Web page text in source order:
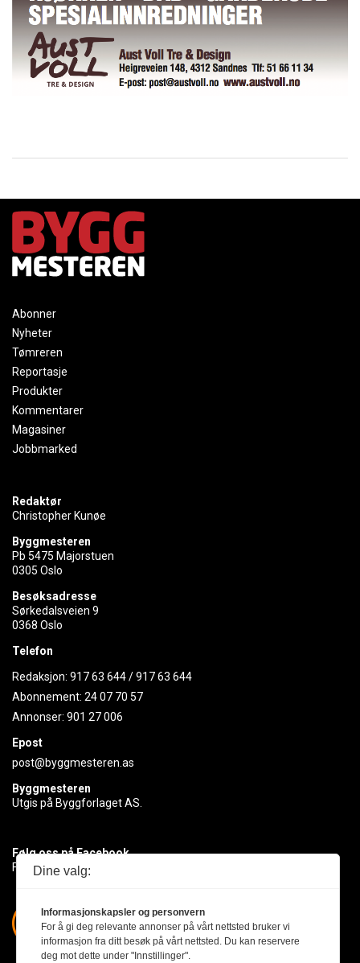
Abonner
Nyheter
Tømreren
Reportasje
Produkter
Kommentarer
Magasiner
Jobbmarked
Redaktør
Christopher Kunøe
Byggmesteren
Pb 5475 Majorstuen
0305 Oslo
Besøksadresse
Sørkedalsveien 9
0368 Oslo
Telefon
Redaksjon: 917 63 644/917 63 644
Abonnement: 24 07 70 57
Annonser: 901 27 006
Epost
post@byggmesteren.as
Byggmesteren
Utgis på Byggforlaget AS.
Følg oss på Facebook
Få med deg det siste innen byggebransjen
Dine valg:
Informasjonskapsler og personvern
For å gi deg relevante annonser på vårt nettsted bruker vi
informasjon fra ditt besøk på vårt nettsted. Du kan reservere
deg mot dette under "Innstillinger".